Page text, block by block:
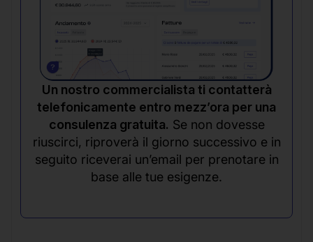
Un nostro commercialista ti contatterà
telefonicamente entro mezz’ora per una
consulenza gratuita. Se non dovesse
riuscirci, riproverà il giorno successivo e in
seguito riceverai un’email per prenotare in
base alle tue esigenze.